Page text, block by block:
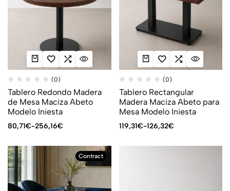
(0)
Tablero Redondo Madera
de Mesa Maciza Abeto
Modelo Iniesta
80,71€-256,16€
(0)
Tablero Rectangular
Madera Maciza Abeto para
Mesa Modelo Iniesta
119,31€-126,32€
Contract